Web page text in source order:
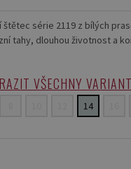
štětec série 2119 z bílých
tahy, dlouhou životnost a
VŠECHNY
14